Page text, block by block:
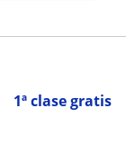
1ª clase gratis